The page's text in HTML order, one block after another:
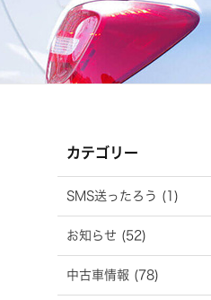
カテゴリー
SMS送ったろう (1)
お知らせ (52)
中古車情報 (78)